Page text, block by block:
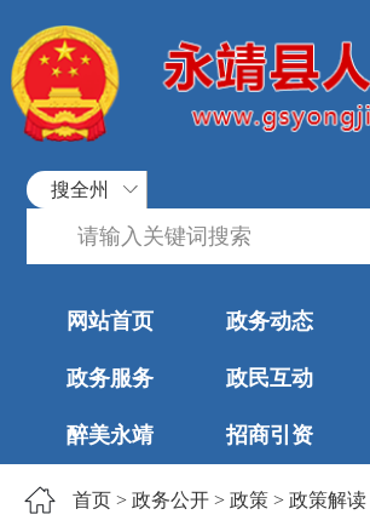
搜全州
网站首页 政务动态
政务服务 政民互动
醉美永靖 招商引资
首页 > 政务公开 > 政策 > 政策解读